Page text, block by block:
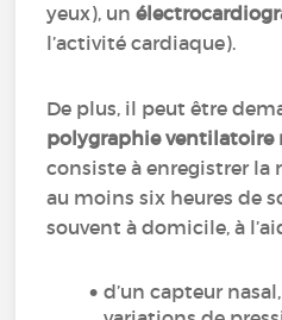
yeux), un
l’activité cardiaque).
De plus, il peut être
polygraphie ventilatoire
consiste à enregistrer
au moins six heures de
souvent à domicile, à
d’un capteur